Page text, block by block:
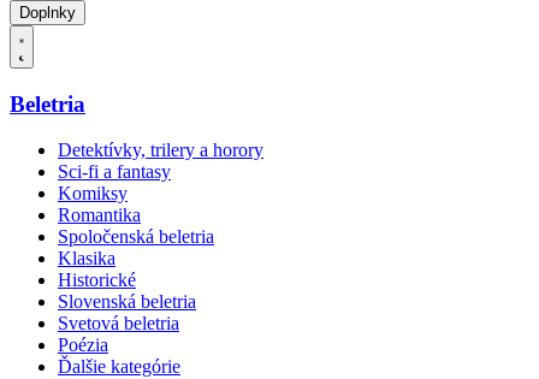
Doplnky
Beletria
Detektívky, trilery a horory
Sci-fi a fantasy
Komiksy
Romantika
Spoločenská beletria
Klasika
Historické
Slovenská beletria
Svetová beletria
Poézia
Ďalšie kategórie